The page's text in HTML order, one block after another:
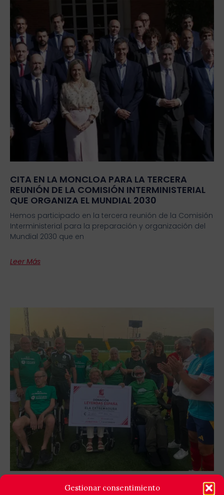
Gestionar consentimiento
CITA EN LA MONCLOA PARA LA TERCERA
REUNIÓN DE LA COMISIÓN INTERMINISTERIAL
QUE ORGANIZA EL MUNDIAL 2030
Hemos participado en la tercera reunión de la Comisión
Interministerial para la preparación y organización del
Mundial 2030 que en
Leer Más
GOLES X LA ELA: LEYENDAS ESPAÑA Y EQUIPO